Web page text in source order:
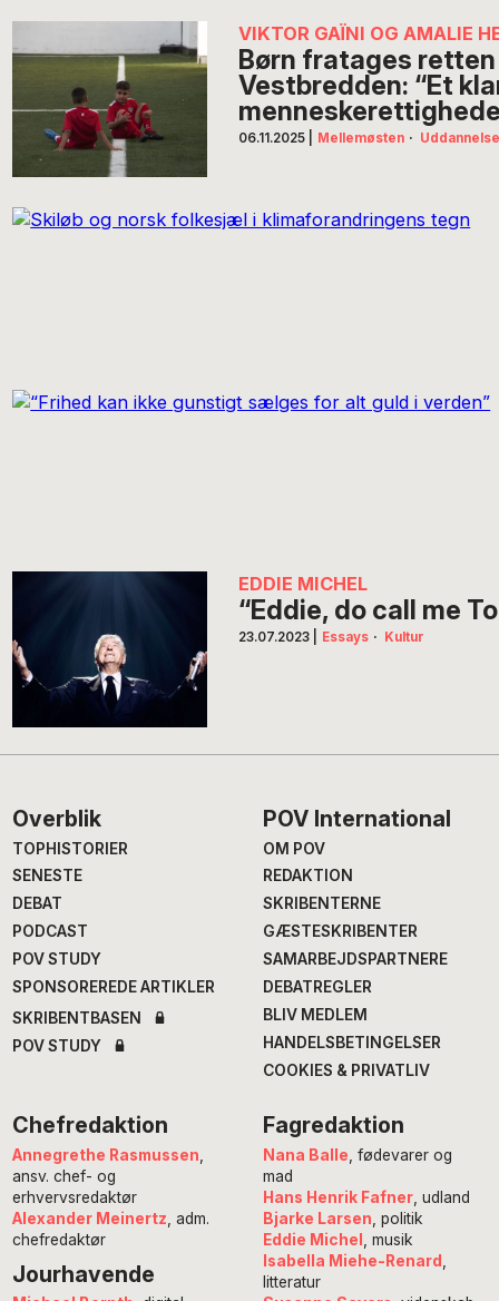
VIKTOR GAÏNI OG AMALIE
Børn fratages
Vestbredden: “Et
06.11.2025 Mellemøsten ·
EDDIE MICHEL
“Eddie, do call me
23.07.2023 Essays · Kultur
Footer
Overblik
TOPHISTORIER
SENESTE
DEBAT
PODCAST
POV STUDY
SPONSOREREDE ARTIKLER
SKRIBENTBASEN
POV STUDY
POV International
OM POV
REDAKTION
SKRIBENTERNE
GÆSTESKRIBENTER
SAMARBEJDSPARTNERE
DEBATREGLER
BLIV MEDLEM
HANDELSBETINGELSER
COOKIES & PRIVATLIV
Chefredaktion
Annegrethe Rasmussen
ansv. chef- og
erhvervsredaktør
Alexander Meinertz , adm.
chefredaktør
Jourhavende
Fagredaktion
Nana Balle , fødevarer og
mad
Hans Henrik Fafner, udland
Bjarke Larsen , politik
Eddie Michel
, musik
Isabella Miehe-Renard
litteratur